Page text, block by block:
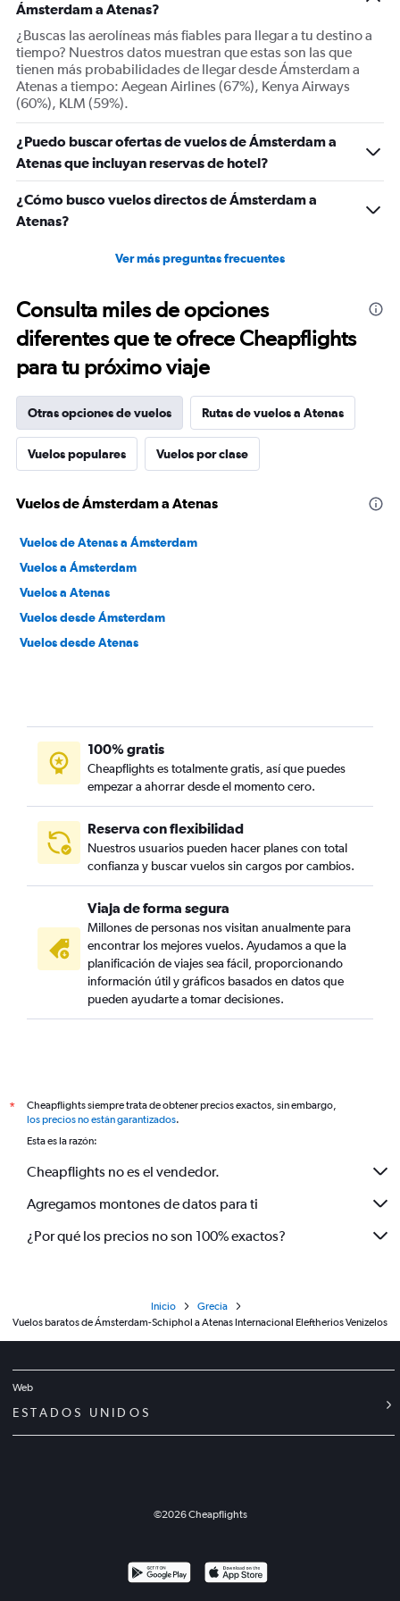
Y
displaying
Avg.
Price
and
Number
of
flights.
Ámsterdam a Atenas?
¿Buscas las aerolíneas más fiables para llegar a tu destino a
tiempo? Nuestros datos muestran que estas son las que
tienen más probabilidades de llegar desde Ámsterdam a
Atenas a tiempo: Aegean Airlines (67%), Kenya Airways
(60%), KLM (59%).
¿Puedo buscar ofertas de vuelos de Ámsterdam a
Atenas que incluyan reservas de hotel?
¿Cómo busco vuelos directos de Ámsterdam a
Atenas?
Ver más preguntas frecuentes
Consulta miles de opciones
diferentes que te ofrece Cheapflights
para tu próximo viaje
Otras opciones de vuelos Rutas de vuelos a Atenas
Vuelos populares Vuelos por clase
Vuelos de Ámsterdam a Atenas
Vuelos de Atenas a Ámsterdam
Vuelos a Ámsterdam
Vuelos a Atenas
Vuelos desde Ámsterdam
Vuelos desde Atenas
100% gratis
Cheapflights es totalmente gratis, así que puedes
empezar a ahorrar desde el momento cero.
Reserva con flexibilidad
Nuestros usuarios pueden hacer planes con total
confianza y buscar vuelos sin cargos por cambios.
Viaja de forma segura
Millones de personas nos visitan anualmente para
encontrar los mejores vuelos. Ayudamos a que la
planificación de viajes sea fácil, proporcionando
información útil y gráficos basados en datos que
pueden ayudarte a tomar decisiones.
*
Cheapflights siempre trata de obtener precios exactos, sin embargo,
los precios no están garantizados.
Esta es la razón:
Cheapflights no es el vendedor.
Agregamos montones de datos para ti
¿Por qué los precios no son 100% exactos?
Inicio
Grecia
Vuelos baratos de Ámsterdam-Schiphol a Atenas Internacional Eleftherios Venizelos
Web
ESTADOS UNIDOS
©2026Cheapflights